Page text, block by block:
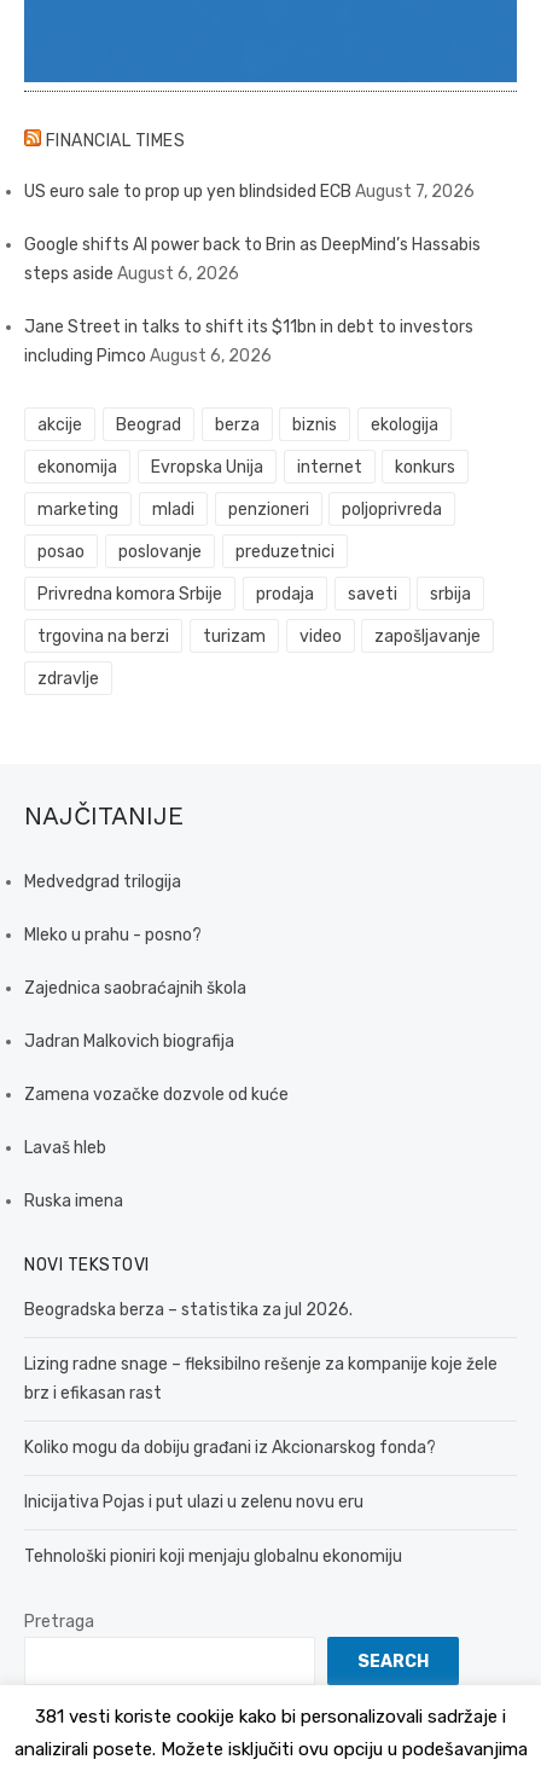
FINANCIAL TIMES
US euro sale to prop up yen blindsided ECB August 7, 2026
Google shifts AI power back to Brin as DeepMind’s Hassabis
steps aside August 6, 2026
Jane Street in talks to shift its $11bn in debt to investors
including Pimco August 6, 2026
akcije Beograd berza biznis ekologija
ekonomija Evropska Unija internet konkurs
marketing mladi penzioneri poljoprivreda
posao poslovanje preduzetnici
Privredna komora Srbije prodaja saveti srbija
trgovina na berzi turizam video zapošljavanje
zdravlje
NAJČITANIJE
Medvedgrad trilogija
Mleko u prahu - posno?
Zajednica saobraćajnih škola
Jadran Malkovich biografija
Zamena vozačke dozvole od kuće
Lavaš hleb
Ruska imena
NOVI TEKSTOVI
Beogradska berza – statistika za jul 2026.
Lizing radne snage – fleksibilno rešenje za kompanije koje žele
brz i efikasan rast
Koliko mogu da dobiju građani iz Akcionarskog fonda?
Inicijativa Pojas i put ulazi u zelenu novu eru
Tehnološki pioniri koji menjaju globalnu ekonomiju
Pretraga
SEARCH
381 vesti koriste cookije kako bi personalizovali sadržaje i
analizirali posete. Možete isključiti ovu opciju u podešavanjima